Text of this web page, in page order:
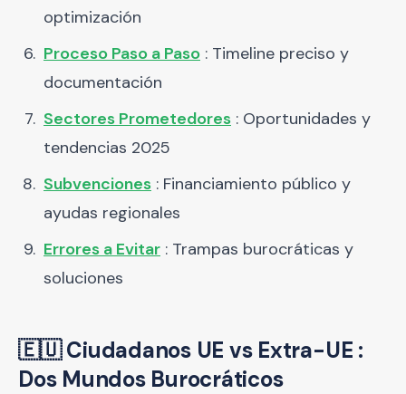
optimización
Proceso Paso a Paso : Timeline preciso y
documentación
Sectores Prometedores : Oportunidades y
tendencias 2025
Subvenciones : Financiamiento público y
ayudas regionales
Errores a Evitar : Trampas burocráticas y
soluciones
🇪🇺 Ciudadanos UE vs Extra-UE :
Dos Mundos Burocráticos